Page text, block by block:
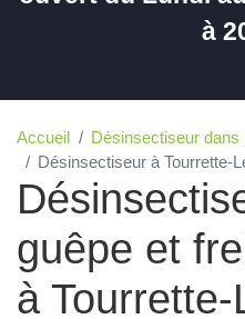
à
Accueil
Désinsectiseur
Désinsectiseur à Tourrette-
guêpe et
à